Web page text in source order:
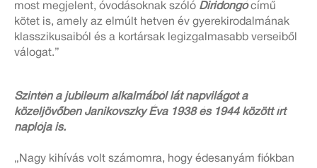
most megjelent, óvodásoknak szóló Diridongócímű
kötet is, amely az elmúlt hetven év gyerekirodalmának
klasszikusaiból és a kortársak legizgalmasabb verseiből
válogat.”
Szintén a jubileum alkalmából lát napvilágot a
közeljövőben Janikovszky Éva 1938 és 1944 között írt
naplója is.
„Nagy kihívás volt számomra, hogy édesanyám fiókban